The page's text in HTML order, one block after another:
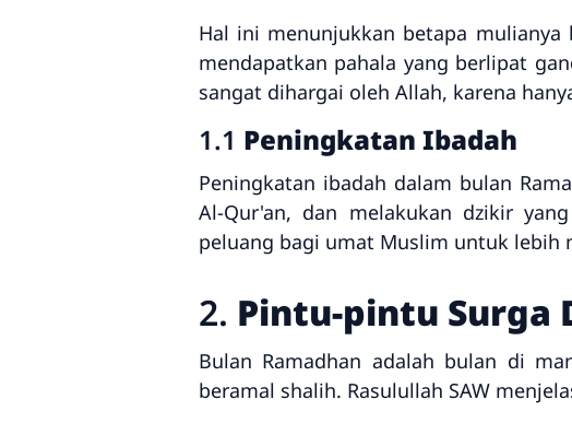
Hal ini menunjukkan betapa
mendapatkan pahala yang berlipat
sangat dihargai oleh Allah, karena
1.1 Peningkatan Ibadah
Peningkatan ibadah dalam bulan
Al-Qur'an, dan melakukan dzikir
peluang bagi umat Muslim untuk lebih
2. Pintu-pintu Surga
Bulan Ramadhan adalah bulan di
beramal shalih. Rasulullah SAW